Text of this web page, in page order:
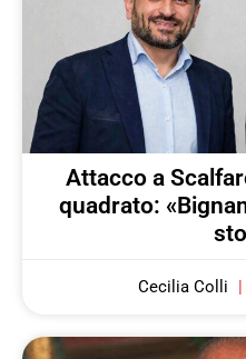
Attacco a
quadrato:
Cecilia Colli